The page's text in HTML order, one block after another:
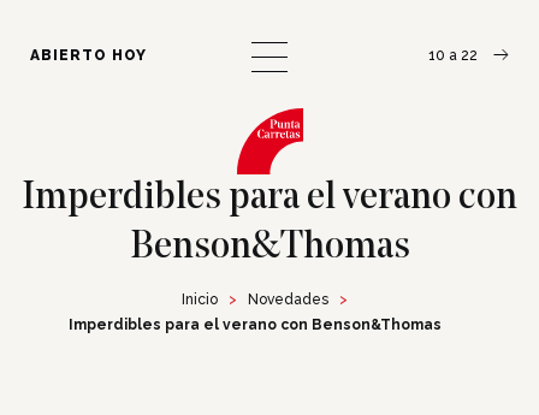
¿Cómo llegar? Escribinos
ABIERTO HOY 10 a 22
Inicio
Novedades
Imperdibles para el verano con Benson&Thomas
Imperdibles para el verano con
Benson&Thomas